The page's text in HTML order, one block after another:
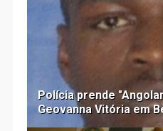
Polícia prende
Geovanna Vitória em